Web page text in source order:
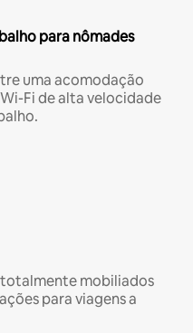
para nômades
uma acomodação
Fi de alta velocidade
mobiliados
para viagens a